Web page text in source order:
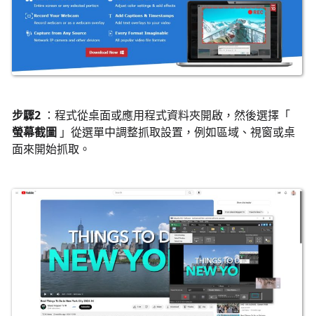
步驟2 ：程式從桌面或應用程式資料夾開啟，然後選擇「
螢幕截圖 」從選單中調整抓取設置，例如區域、視窗或桌
面來開始抓取。